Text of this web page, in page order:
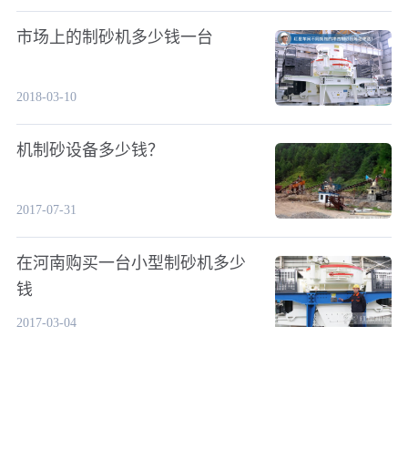
市场上的制砂机多少钱一台
2018-03-10
机制砂设备多少钱？
2017-07-31
在河南购买一台小型制砂机多少
钱
2017-03-04